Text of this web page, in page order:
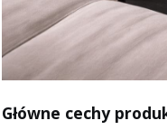
Główne cechy